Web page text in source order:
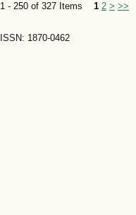
1 - 250 of 327 Items 1 2 > >>
ISSN: 1870-0462